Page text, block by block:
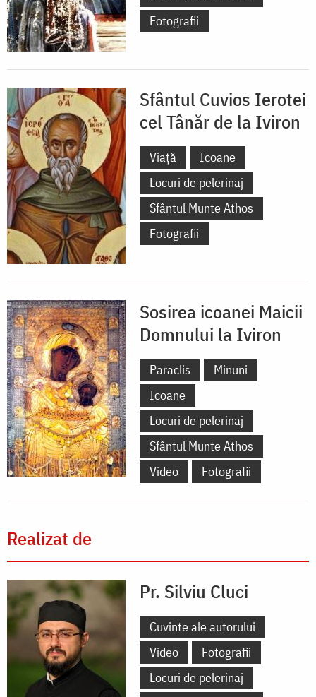
Fotografii
Sfântul Cuvios Ierotei
cel Tânăr de la Iviron
Viață
Icoane
Locuri de pelerinaj
Sfântul Munte Athos
Fotografii
Sosirea icoanei Maicii
Domnului la Iviron
Paraclis
Minuni
Icoane
Locuri de pelerinaj
Sfântul Munte Athos
Video
Fotografii
Realizat de
Pr. Silviu Cluci
Cuvinte ale autorului
Video
Fotografii
Locuri de pelerinaj